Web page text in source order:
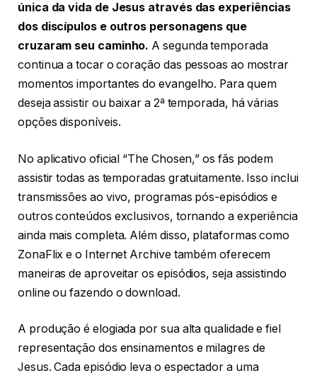
única da vida de Jesus através das experiências
dos discípulos e outros personagens que
cruzaram seu caminho. A segunda temporada
continua a tocar o coração das pessoas ao mostrar
momentos importantes do evangelho. Para quem
deseja assistir ou baixar a 2ª temporada, há várias
opções disponíveis.
No aplicativo oficial “The Chosen,” os fãs podem
assistir todas as temporadas gratuitamente. Isso inclui
transmissões ao vivo, programas pós-episódios e
outros conteúdos exclusivos, tornando a experiência
ainda mais completa. Além disso, plataformas como
ZonaFlix e o Internet Archive também oferecem
maneiras de aproveitar os episódios, seja assistindo
online ou fazendo o download.
A produção é elogiada por sua alta qualidade e fiel
representação dos ensinamentos e milagres de
Jesus. Cada episódio leva o espectador a uma